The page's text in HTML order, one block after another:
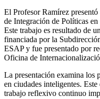
El Profesor Ramírez
de Integración de Políticas
Este trabajo es resultado de
financiada por la
ESAP y fue presentado por
Oficina de
La presentación examina los
en ciudades inteligentes.
trabajo reflexivo continuo